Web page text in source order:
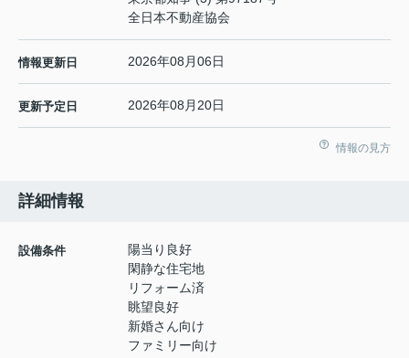
全日本不動産協会
情報更新日 2026年08月06日
更新予定日 2026年08月20日
情報の見方
詳細情報
設備条件
陽当り良好
閑静な住宅地
リフォーム済
眺望良好
新婚さん向け
ファミリー向け